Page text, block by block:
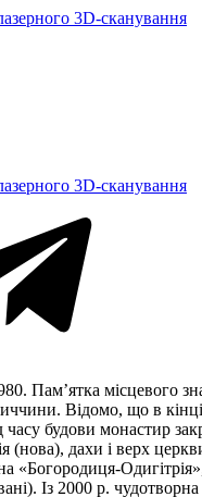
3D-сканування
3D-сканування
Пам’ятка місцевого
Відомо, що в
будови монастир
(нова), дахи і верх
«Богородиця-
Із 2000 р.